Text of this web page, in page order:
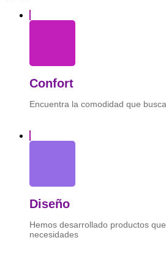
Confort
Encuentra la comodidad que
Diseño
Hemos desarrollado productos
necesidades